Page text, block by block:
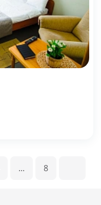
... 8